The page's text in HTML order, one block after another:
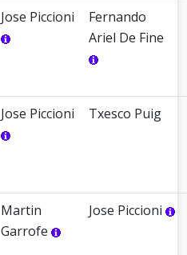
Jose Piccioni
Fernando
Ariel De Fine
Jose Piccioni Txesco Puig
Martin
Garrofe
Jose Piccioni